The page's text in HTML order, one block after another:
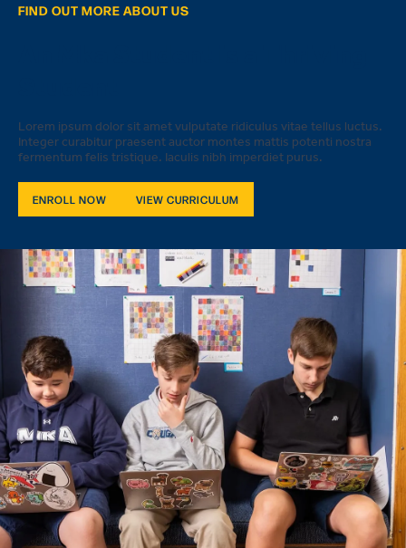
FIND OUT MORE ABOUT US
Lorem ipsum dolor sit amet vulputate ridiculus vitae tellus luctus.
Integer curabitur praesent auctor montes mattis potenti nostra
fermentum felis tristique. Iaculis nibh imperdiet purus.
ENROLL NOW VIEW CURRICULUM